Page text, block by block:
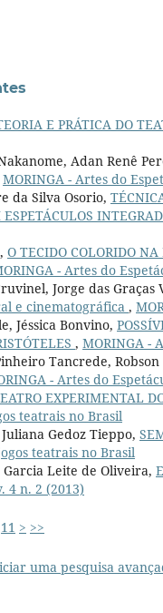
E PRÁTICA DO
Adan Renê
MORINGA - Artes do
da Silva Osorio,
O TECIDO COLORIDO
- Artes do
Jorge das Graças
e cinematográfica ,
Jéssica Bonvino,
, MORINGA -
Tancrede,
- Artes do
EXPERIMENTAL
teatrais no Brasil
Gedoz Tieppo,
teatrais no Brasil
Leite de Oliveira,
4 n. 2 (2013)
11 > >>
uma pesquisa